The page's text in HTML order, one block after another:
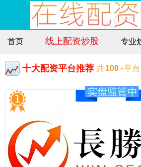
首页 线上配资炒股 专业
十大配资平台推荐 共100+平台